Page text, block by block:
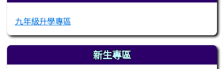
九年級升學專區
新生專區